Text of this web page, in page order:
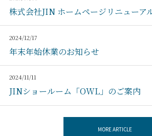
事務所移転のお知らせ